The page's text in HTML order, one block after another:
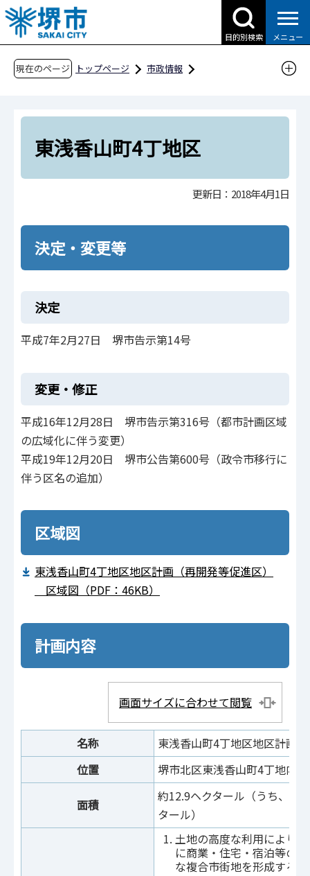
こ
の
ペ
目的別検索 メニュー
現在のページ トップページ
市政情報
堺市都市計画情報
地区計画等
地区計画（再開発等促進区）
東浅香山町4丁地区
東浅香山町4丁地区
更新日：2018年4月1日
決定・変更等
決定
平成7年2月27日 堺市告示第14号
変更・修正
平成16年12月28日 堺市告示第316号（都市計画区域
の広域化に伴う変更）
平成19年12月20日 堺市公告第600号（政令市移行に
伴う区名の追加）
区域図
東浅香山町4丁地区地区計画（再開発等促進区）
区域図（PDF：46KB）
計画内容
画面サイズに合わせて閲覧
名称
東浅香山町4丁地区地区計画
位置
堺市北区東浅香山町4丁地内
面積
約12.9ヘクタール（うち、再
タール）
土地の高度な利用により
に商業・住宅・宿泊等の
な複合市街地を形成する。